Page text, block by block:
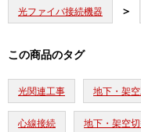
光ファイバ接続機器
この商品のタグ
光関連工事 地下・架
心線接続 地下・架空